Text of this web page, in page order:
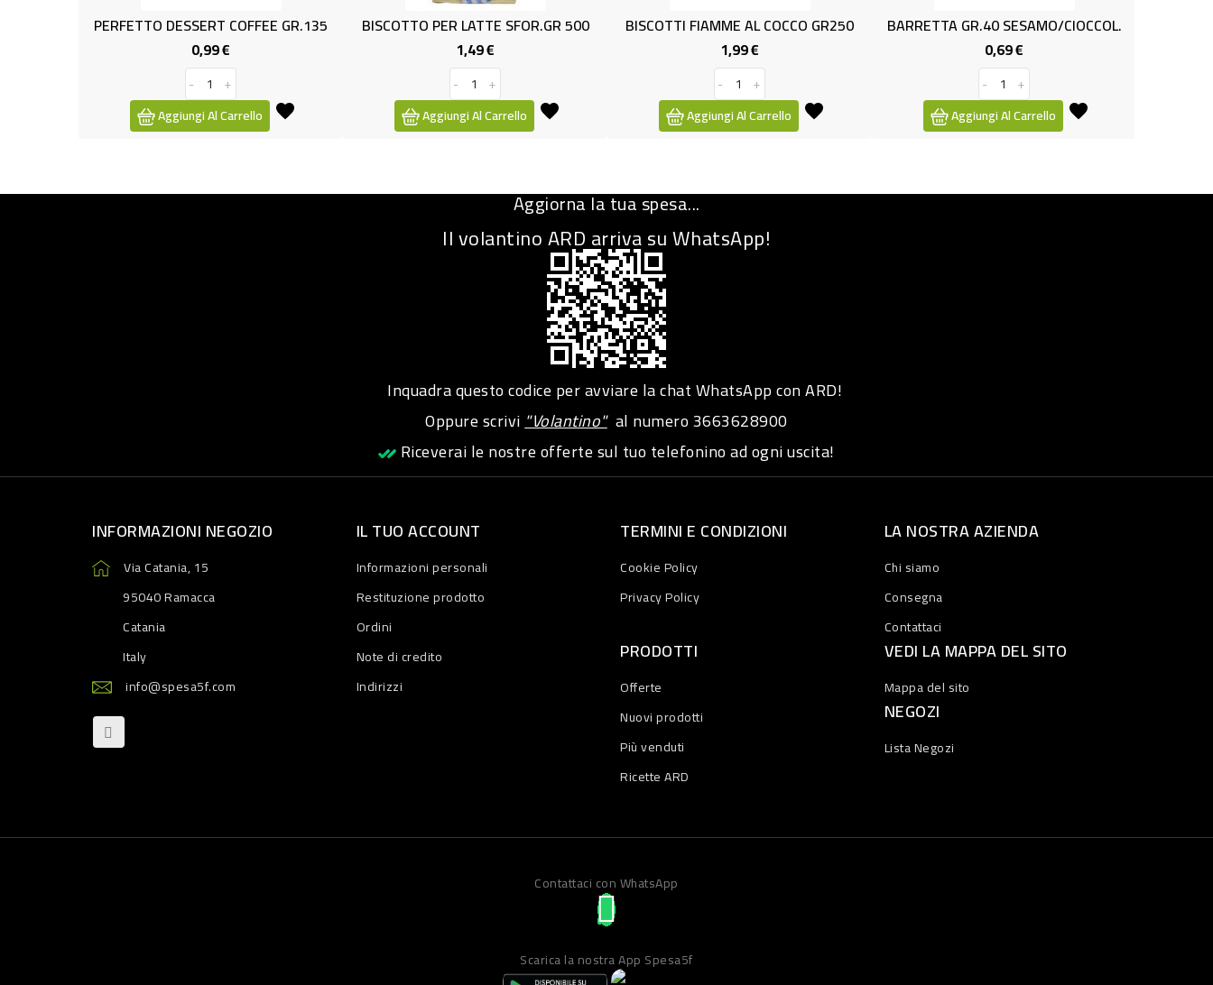
PERFETTO DESSERT COFFEE GR.135
0,99 €Prezzo
+
Aggiungi Al Carrello
BISCOTTO PER LATTE SFOR.GR 500
1,49 €Prezzo
+
Aggiungi Al Carrello
BISCOTTI FIAMME AL COCCO GR250
1,99 €Prezzo
+
Aggiungi Al Carrello
BARRETTA GR.40 SESAMO/CIOCCOL.
0,69 €Prezzo
+
Aggiungi Al Carrello
Aggiorna la tua spesa...
Il volantino ARD arriva su WhatsApp!
Inquadra questo codice per avviare la chat WhatsApp con ARD!
Oppure scrivi"Volantino"al numero3663628900
Riceverai le nostre offerte sul tuo telefonino ad ogni uscita!
INFORMAZIONI NEGOZIO
Via Catania, 15
95040 Ramacca
Catania
Italy
info@spesa5f.com
IL TUO ACCOUNT
Informazioni personali
Restituzione prodotto
Ordini
Note di credito
Indirizzi
TERMINI E CONDIZIONI
Cookie Policy
Privacy Policy
LA NOSTRA AZIENDA
Chi siamo
Consegna
Contattaci
PRODOTTI
Offerte
Nuovi prodotti
Più venduti
Ricette ARD
VEDI LA MAPPA DEL SITO
Mappa del sito
NEGOZI
Lista Negozi
Contattaci con WhatsApp
Scarica la nostra App Spesa5f